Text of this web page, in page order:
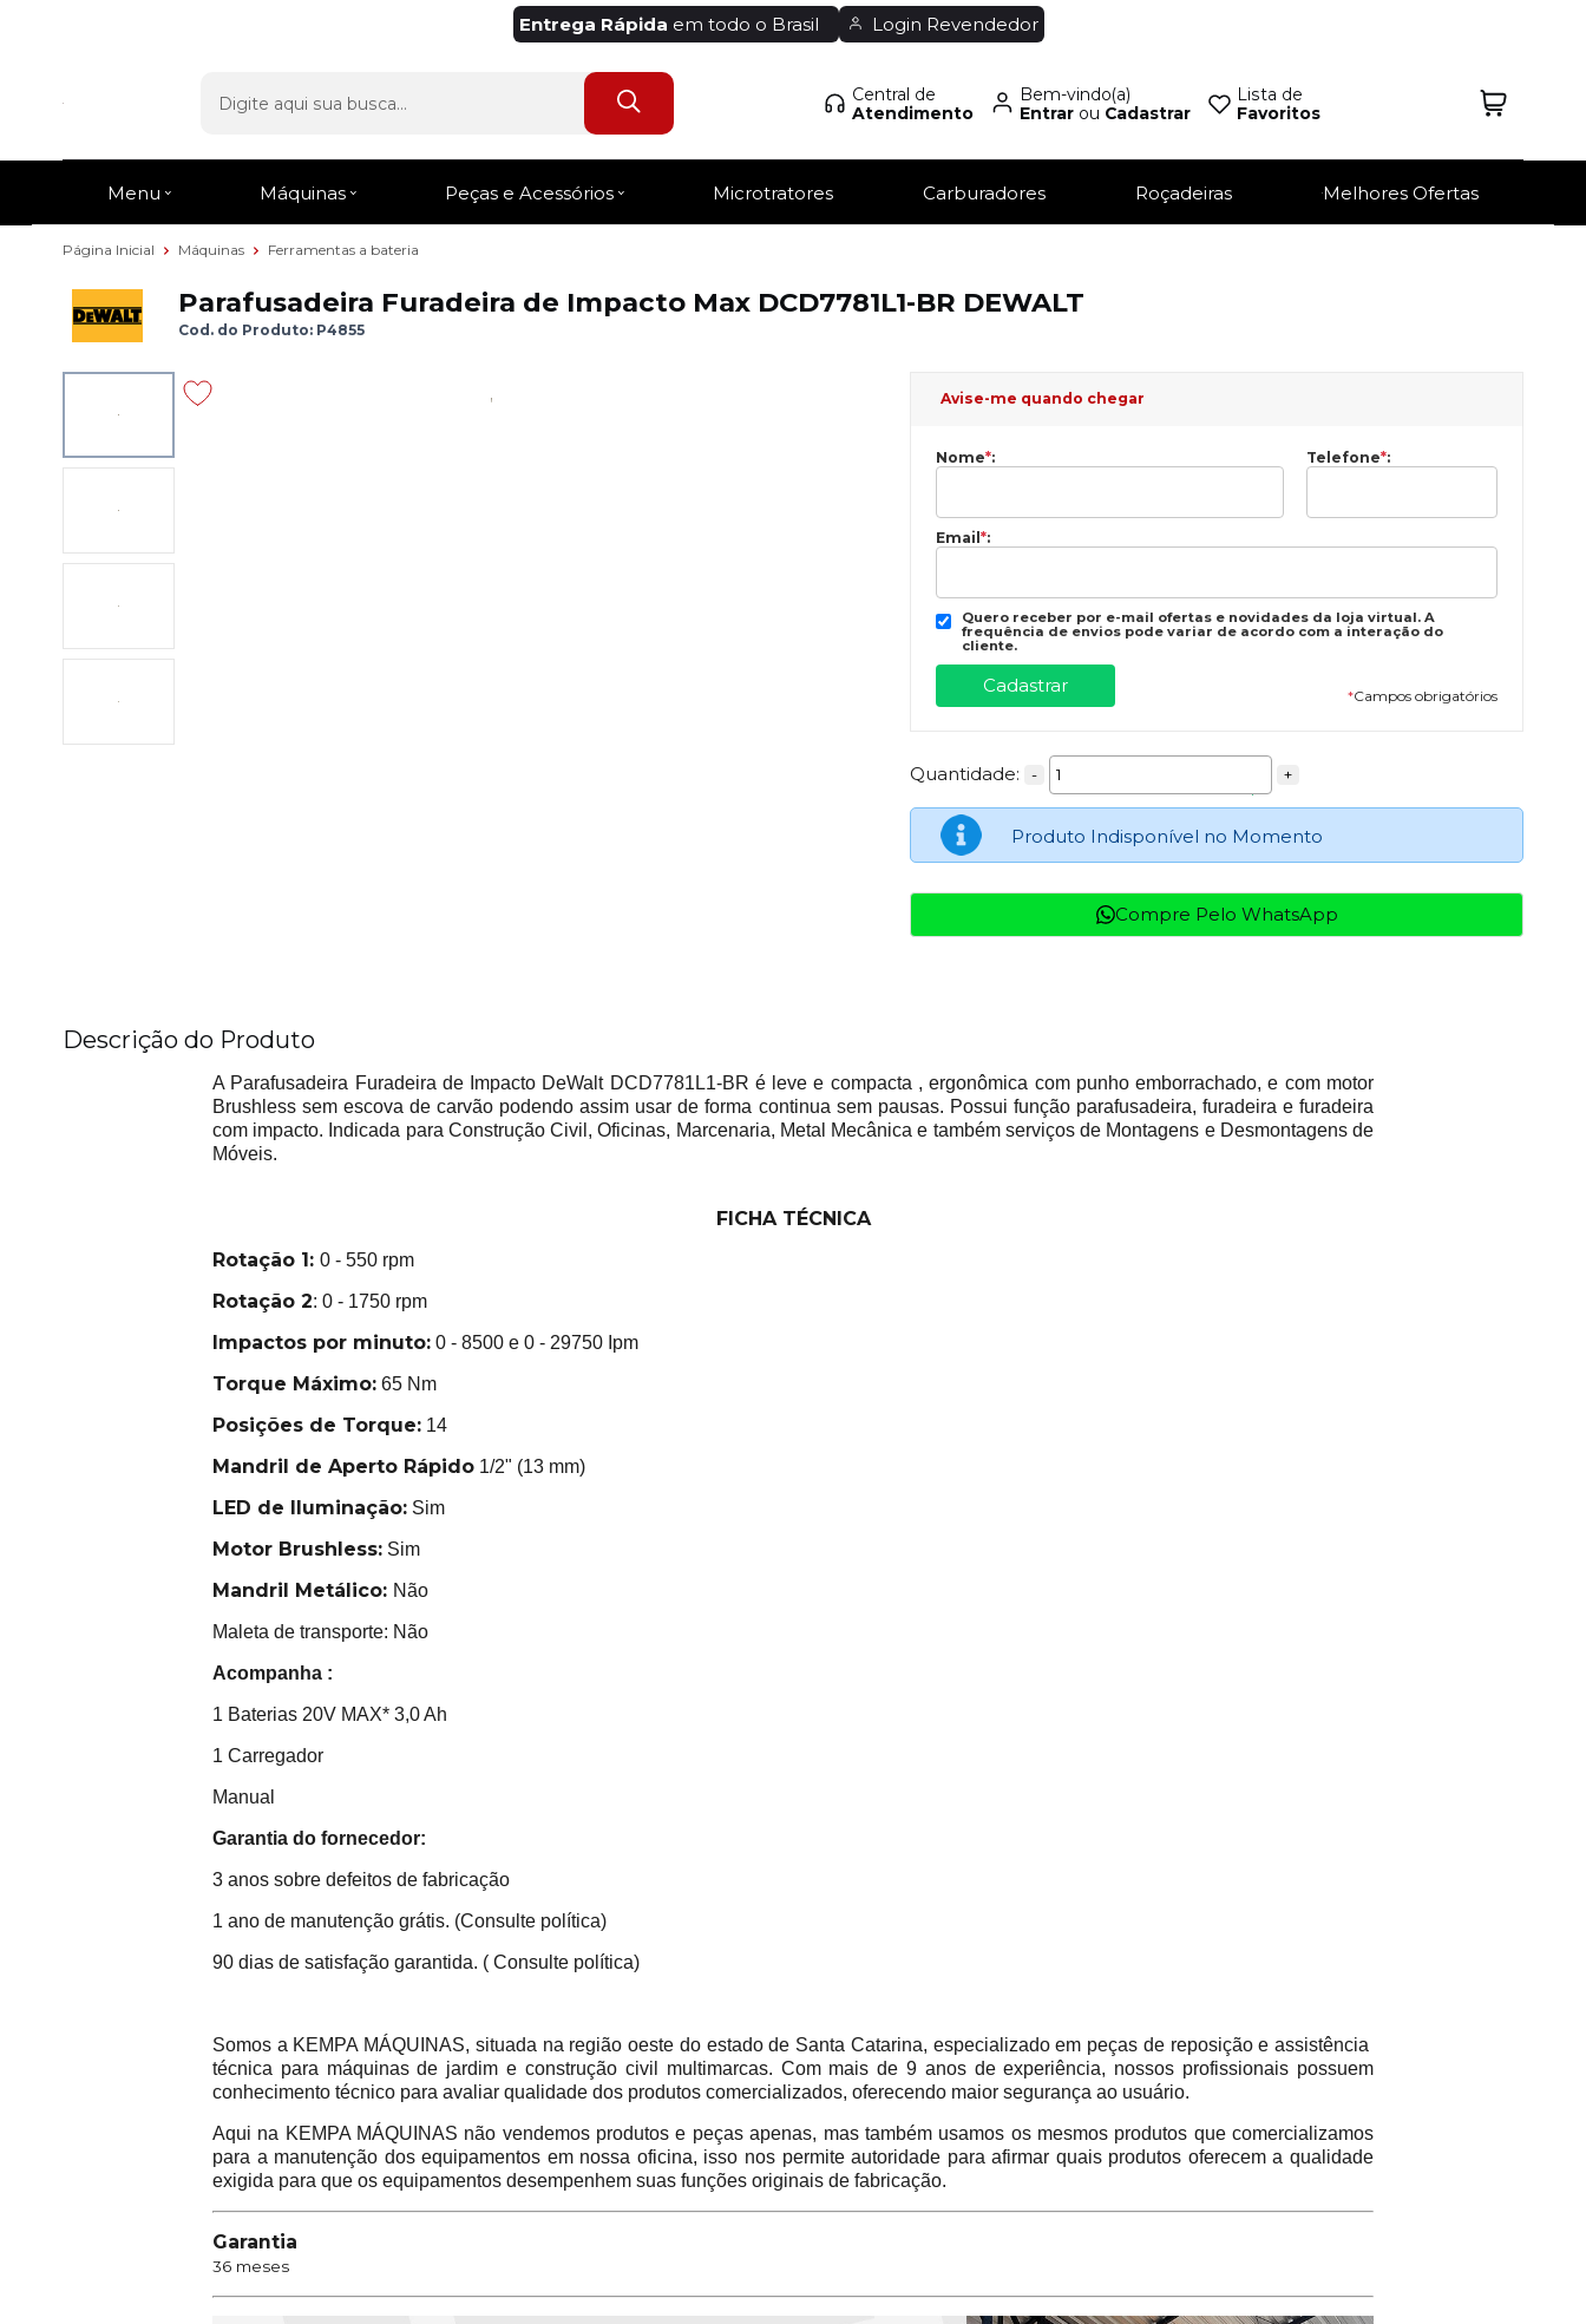
Entrega Rápida em todo o Brasil Login Revendedor
Central de
Atendimento
Bem-vindo(a)
Entrarou Cadastrar
Lista de
Favoritos
Menu Máquinas Peças e Acessórios Microtratores Carburadores Roçadeiras Melhores Ofertas
Página Inicial Máquinas Ferramentas a bateria
Parafusadeira Furadeira de Impacto Max DCD7781L1-BR DEWALT
Cod. do Produto: P4855
Avise-me quando chegar
Nome*: Telefone*:
Email *:
Quero receber por e-mail ofertas e novidades da loja virtual. A
frequência de envios pode variar de acordo com a interação do
cliente.
*Campos obrigatórios
Quantidade: - +
Produto Indisponível no Momento
Compre Pelo WhatsApp
Descrição do Produto
A Parafusadeira Furadeira de Impacto DeWalt DCD7781L1-BR é leve e compacta , ergonômica com punho emborrachado, e com motor
Brushless sem escova de carvão podendo assim usar de forma continua sem pausas. Possui função parafusadeira, furadeira e furadeira
com impacto. Indicada para Construção Civil, Oficinas, Marcenaria, Metal Mecânica e também serviços de Montagens e Desmontagens de
Móveis.
FICHA TÉCNICA
Rotação 1: 0 - 550 rpm
Rotação 2: 0 - 1750 rpm
Impactos por minuto: 0 - 8500 e 0 - 29750 Ipm
Torque Máximo: 65 Nm
Posições de Torque: 14
Mandril de Aperto Rápido 1/2" (13 mm)
LED de Iluminação: Sim
Motor Brushless: Sim
Mandril Metálico: Não
Maleta de transporte: Não
Acompanha :
1 Baterias 20V MAX* 3,0 Ah
1 Carregador
Manual
Garantia do fornecedor:
3 anos sobre defeitos de fabricação
1 ano de manutenção grátis. (Consulte política)
90 dias de satisfação garantida. ( Consulte política)
Somos a KEMPA MÁQUINAS, situada na região oeste do estado de Santa Catarina, especializado em peças de reposição e assistência
técnica para máquinas de jardim e construção civil multimarcas. Com mais de 9 anos de experiência, nossos profissionais possuem
conhecimento técnico para avaliar qualidade dos produtos comercializados, oferecendo maior segurança ao usuário.
Aqui na KEMPA MÁQUINAS não vendemos produtos e peças apenas, mas também usamos os mesmos produtos que comercializamos
para a manutenção dos equipamentos em nossa oficina, isso nos permite autoridade para afirmar quais produtos oferecem a qualidade
exigida para que os equipamentos desempenhem suas funções originais de fabricação.
Garantia
36 meses